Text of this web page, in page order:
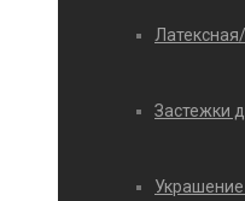
Застежки